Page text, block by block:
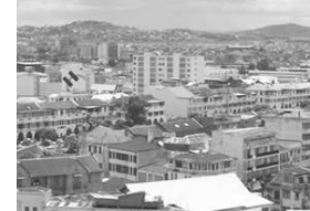
Concours vidéo
Matinales
Nos partenaires
Evénements
Publications et rapports
Documents
Les adhérents
Annuaire